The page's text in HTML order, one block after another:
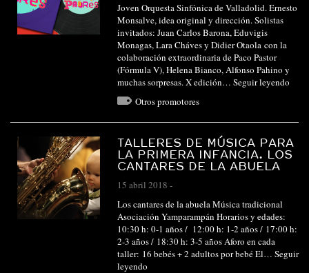
Joven Orquesta Sinfónica de Valladolid. Ernesto
Monsalve, idea original y dirección. Solistas
invitados: Juan Carlos Barona, Eduvigis
Monagas, Lara Cháves y Didier Otaola con la
colaboración extraordinaria de Paco Pastor
(Fórmula V), Helena Bianco, Alfonso Pahino y
muchas sorpresas. X edición… Seguir leyendo
Otros promotores
TALLERES DE MÚSICA PARA
LA PRIMERA INFANCIA. LOS
CANTARES DE LA ABUELA
15 abril 2018 -
Los cantares de la abuela Música tradicional
Asociación Yamparampán Horarios y edades:
10:30 h: 0-1 años / 12:00 h: 1-2 años / 17:00 h:
2-3 años / 18:30 h: 3-5 años Aforo en cada
taller: 16 bebés + 2 adultos por bebé El… Seguir
leyendo